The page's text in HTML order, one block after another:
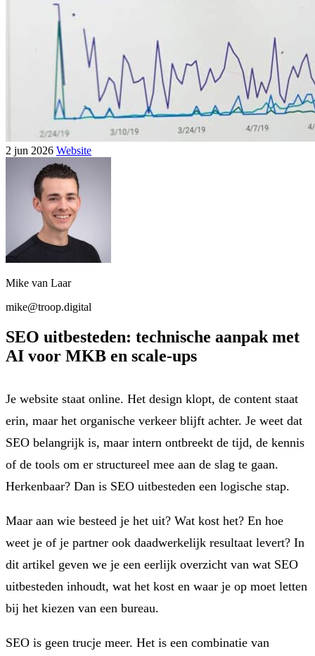
2 jun 2026 Website
Mike van Laar
mike@troop.digital
SEO uitbesteden: technische aanpak met
AI voor MKB en scale-ups
Je website staat online. Het design klopt, de content staat
erin, maar het organische verkeer blijft achter. Je weet dat
SEO belangrijk is, maar intern ontbreekt de tijd, de kennis
of de tools om er structureel mee aan de slag te gaan.
Herkenbaar? Dan is SEO uitbesteden een logische stap.
Maar aan wie besteed je het uit? Wat kost het? En hoe
weet je of je partner ook daadwerkelijk resultaat levert? In
dit artikel geven we je een eerlijk overzicht van wat SEO
uitbesteden inhoudt, wat het kost en waar je op moet letten
bij het kiezen van een bureau.
SEO is geen trucje meer. Het is een combinatie van